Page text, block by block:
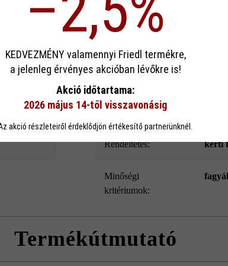
Emellett a Modulus Pur kerítés- és falazókő speciális
és belső oldala.
Felületkialakítás:
Rendeltetés: kerti
Minőségi
kritériumok:
Termékútmutató
hogy a lehető legjobb funkcionalitást kínálja Önnek...
Csak funkcionális cookie elfogadása Minden cookie
KEDVEZMÉNY valamennyi Friedl termékre,
a jelenleg érvényes akcióban lévőkre is!
Akció időtartama:
2026 május 14-től visszavonásig
akció részleteiről érdeklődjön értékesítő partnerünknél.